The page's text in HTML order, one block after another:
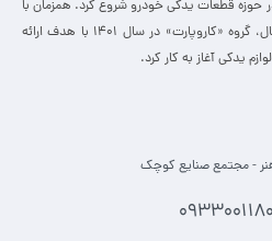
فعالیت خود را در حوزه قطعات یدکی خودرو شروع کرد. همزمان با
رشد و توسعه فناوری در دنیای دیجیتال، گروه «کاروپارت» در سال ۱۴۰۱ با هدف ارائه
یدکی آغاز به کار کرد.
- مجتمع صنایع کوچک